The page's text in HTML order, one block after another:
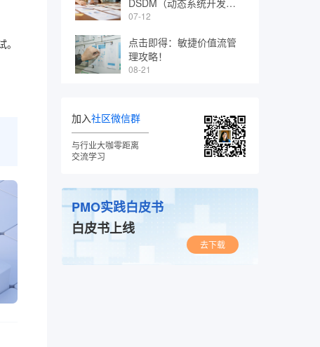
。
DSDM（动态系统开发模
型）
07-12
点击即得：敏捷价值流管
理攻略！
08-21
加入社区微信群
与行业大咖零距离
交流学习
PMO实践白皮书
白皮书上线
去下载